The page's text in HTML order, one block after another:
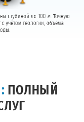
глубиной до 100 м. Точную
учётом геологии, объёма
ПОЛНЫЙ